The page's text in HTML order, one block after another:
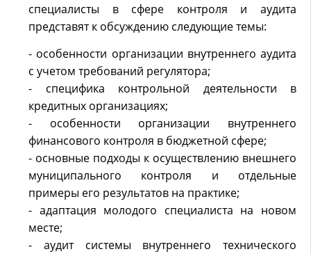
специалисты в сфере контроля и аудита
представят к обсуждению следующие темы:
- особенности организации внутреннего аудита
с учетом требований регулятора;
- специфика контрольной деятельности в
кредитных организациях;
- особенности организации внутреннего
финансового контроля в бюджетной сфере;
- основные подходы к осуществлению внешнего
муниципального контроля и отдельные
примеры его результатов на практике;
- адаптация молодого специалиста на новом
месте;
- аудит системы внутреннего технического